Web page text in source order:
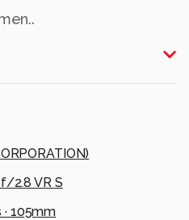
)
2.8 VR S
105mm